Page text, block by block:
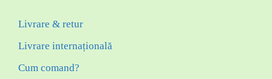
Livrare & retur
Livrare internațională
Cum comand?